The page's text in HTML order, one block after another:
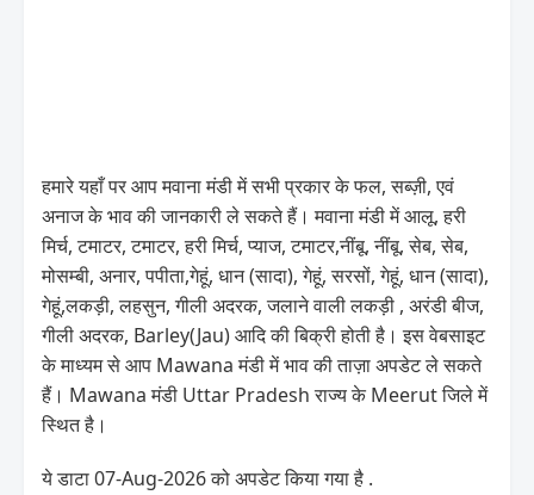
हमारे यहाँ पर आप मवाना मंडी में सभी प्रकार के फल, सब्ज़ी, एवं
अनाज के भाव की जानकारी ले सकते हैं। मवाना मंडी में आलू, हरी
मिर्च, टमाटर, टमाटर, हरी मिर्च, प्याज, टमाटर,नींबू, नींबू, सेब, सेब,
मोसम्बी, अनार, पपीता,गेहूं, धान (सादा), गेहूं, सरसों, गेहूं, धान (सादा),
गेहूं,लकड़ी, लहसुन, गीली अदरक, जलाने वाली लकड़ी , अरंडी बीज,
गीली अदरक, Barley(Jau) आदि की बिक्री होती है। इस वेबसाइट
के माध्यम से आप Mawana मंडी में भाव की ताज़ा अपडेट ले सकते
हैं। Mawana मंडी Uttar Pradesh राज्य के Meerut जिले में
स्थित है।
ये डाटा 07-Aug-2026 को अपडेट किया गया है .